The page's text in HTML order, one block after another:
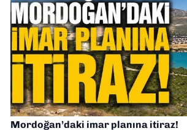
Mordoğan’daki imar planına itiraz!